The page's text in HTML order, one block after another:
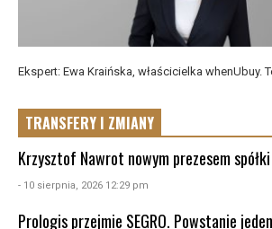
Ekspert: Ewa Kraińska, właścicielka whenUbuy.
TRANSFERY I ZMIANY
Krzysztof Nawrot nowym prezesem
- 10 sierpnia, 2026 12:29 pm
Prologis przejmie SEGRO. Powstanie